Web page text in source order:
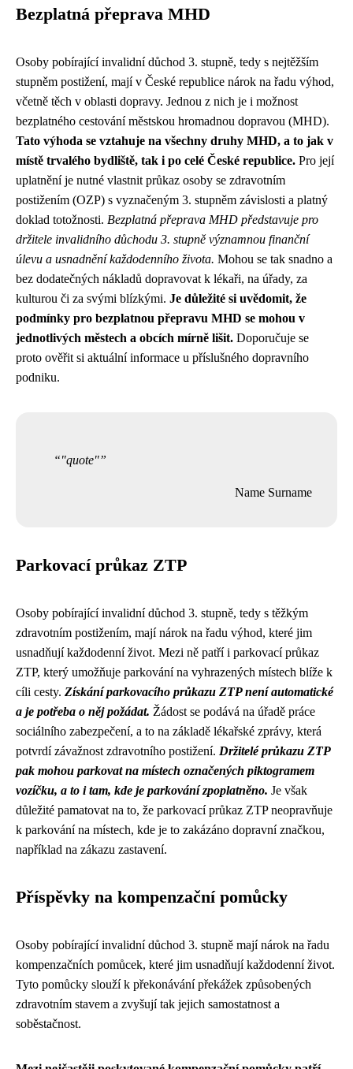
Bezplatná přeprava MHD
Osoby pobírající invalidní důchod 3. stupně, tedy s nejtěžším
stupněm postižení, mají v České republice nárok na řadu výhod,
včetně těch v oblasti dopravy. Jednou z nich je i možnost
bezplatného cestování městskou hromadnou dopravou (MHD).
Tato výhoda se vztahuje na všechny druhy MHD, a to jak v
místě trvalého bydliště, tak i po celé České republice. Pro její
uplatnění je nutné vlastnit průkaz osoby se zdravotním
postižením (OZP) s vyznačeným 3. stupněm závislosti a platný
doklad totožnosti. Bezplatná přeprava MHD představuje pro
držitele invalidního důchodu 3. stupně významnou finanční
úlevu a usnadnění každodenního života. Mohou se tak snadno a
bez dodatečných nákladů dopravovat k lékaři, na úřady, za
kulturou či za svými blízkými. Je důležité si uvědomit, že
podmínky pro bezplatnou přepravu MHD se mohou v
jednotlivých městech a obcích mírně lišit. Doporučuje se
proto ověřit si aktuální informace u příslušného dopravního
podniku.
"quote"
Name Surname
Parkovací průkaz ZTP
Osoby pobírající invalidní důchod 3. stupně, tedy s těžkým
zdravotním postižením, mají nárok na řadu výhod, které jim
usnadňují každodenní život. Mezi ně patří i parkovací průkaz
ZTP, který umožňuje parkování na vyhrazených místech blíže k
cíli cesty. Získání parkovacího průkazu ZTP není automatické
a je potřeba o něj požádat. Žádost se podává na úřadě práce
sociálního zabezpečení, a to na základě lékařské zprávy, která
potvrdí závažnost zdravotního postižení. Držitelé průkazu ZTP
pak mohou parkovat na místech označených piktogramem
vozíčku, a to i tam, kde je parkování zpoplatněno. Je však
důležité pamatovat na to, že parkovací průkaz ZTP neopravňuje
k parkování na místech, kde je to zakázáno dopravní značkou,
například na zákazu zastavení.
Příspěvky na kompenzační pomůcky
Osoby pobírající invalidní důchod 3. stupně mají nárok na řadu
kompenzačních pomůcek, které jim usnadňují každodenní život.
Tyto pomůcky slouží k překonávání překážek způsobených
zdravotním stavem a zvyšují tak jejich samostatnost a
soběstačnost.